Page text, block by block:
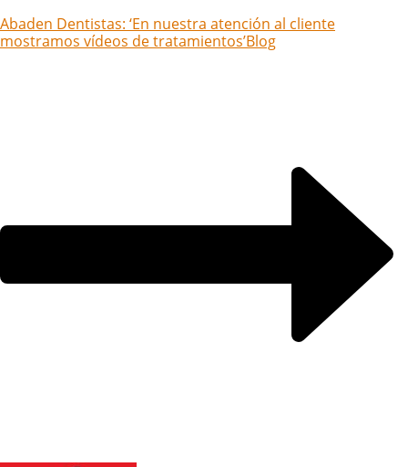
Abaden Dentistas: ‘En nuestra atención al cliente
mostramos vídeos de tratamientos’Blog